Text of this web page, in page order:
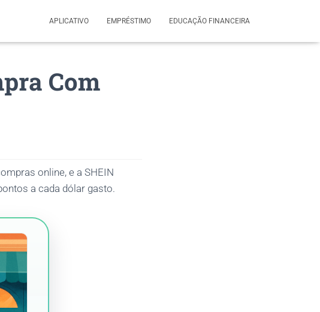
APLICATIVO EMPRÉSTIMO EDUCAÇÃO FINANCEIRA
Com
online, e a SHEIN
a cada dólar gasto.